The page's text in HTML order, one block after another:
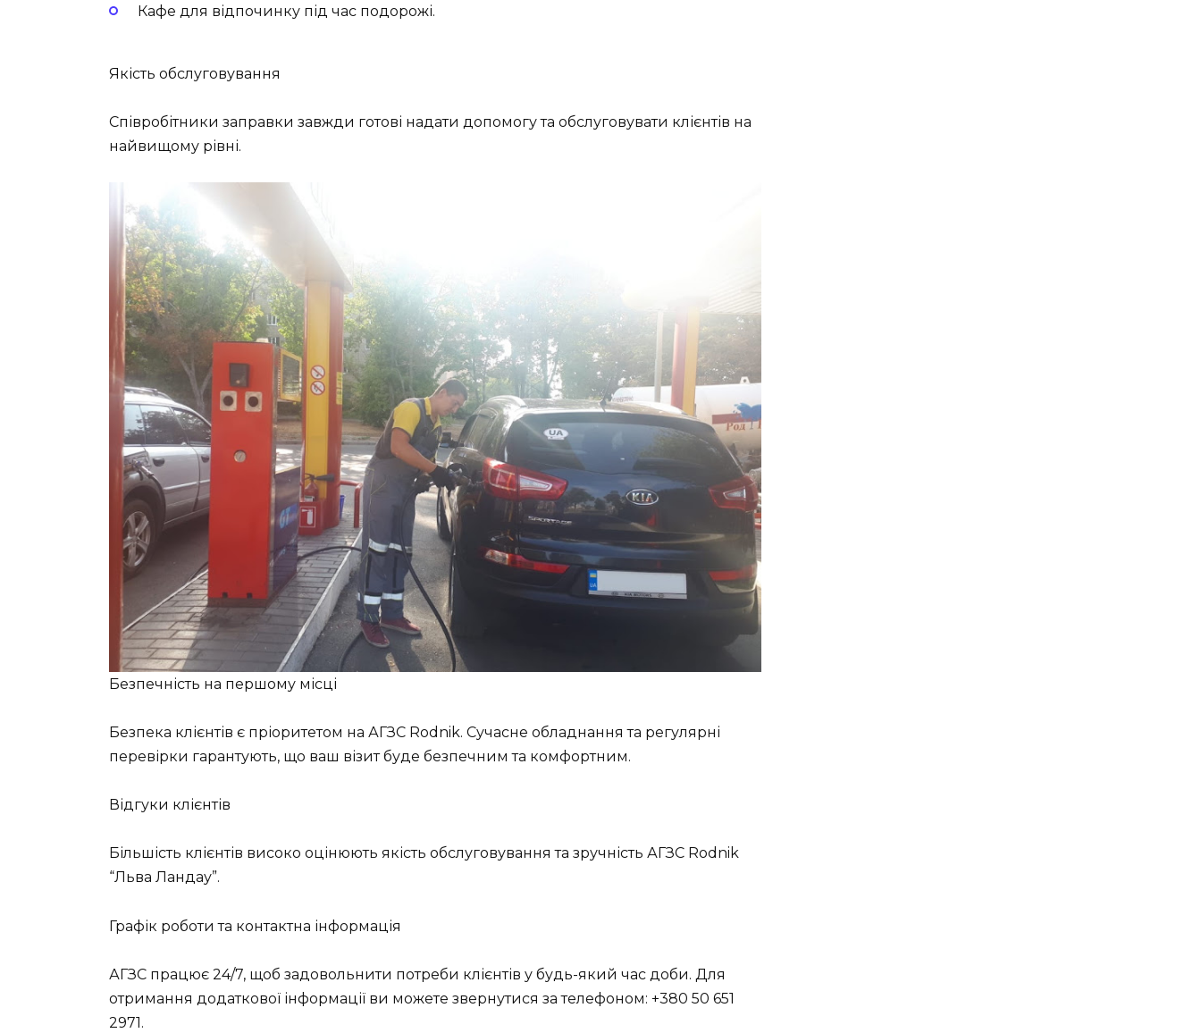
Кафе для відпочинку під час подорожі.
Якість обслуговування
Співробітники заправки завжди готові надати допомогу та обслуговувати клієнтів на
найвищому рівні.
Безпечність на першому місці
Безпека клієнтів є пріоритетом на АГЗС Rodnik. Сучасне обладнання та регулярні
перевірки гарантують, що ваш візит буде безпечним та комфортним.
Відгуки клієнтів
Більшість клієнтів високо оцінюють якість обслуговування та зручність АГЗС Rodnik
“Льва Ландау”.
Графік роботи та контактна інформація
АГЗС працює 24/7, щоб задовольнити потреби клієнтів у будь-який час доби. Для
отримання додаткової інформації ви можете звернутися за телефоном: +380 50 651
2971.